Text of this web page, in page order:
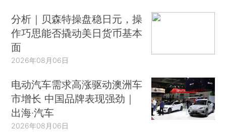
分析｜贝森特操盘稳日元，操
作巧思能否撬动美日货币基本
面
2026年08月06日
电动汽车需求高涨驱动澳洲车
市增长 中国品牌表现强劲｜
出海·汽车
2026年08月06日